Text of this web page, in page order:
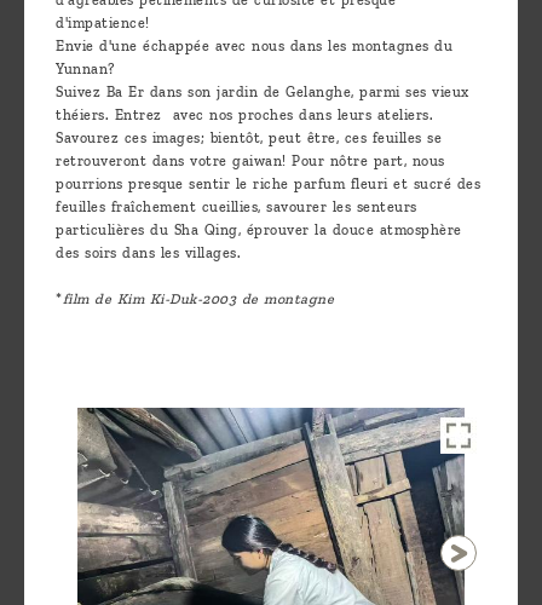
d'impatience!
Envie d'une échappée avec nous dans les montagnes du
Yunnan?
Suivez Ba Er dans son jardin de Gelanghe, parmi ses vieux
théiers. Entrez avec nos proches dans leurs ateliers.
Savourez ces images; bientôt, peut être, ces feuilles se
retrouveront dans votre gaiwan! Pour nôtre part, nous
pourrions presque sentir le riche parfum fleuri et sucré des
feuilles fraîchement cueillies, savourer les senteurs
particulières du Sha Qing, éprouver la douce atmosphère
des soirs dans les villages.
*film de Kim Ki-Duk-2003 de montagne